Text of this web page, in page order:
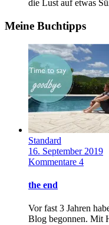
die Lust auf etwas
Meine Buchtipps
Standard
16. September 2019
Kommentare 4
the end
Vor fast 3 Jahren
Blog begonnen.